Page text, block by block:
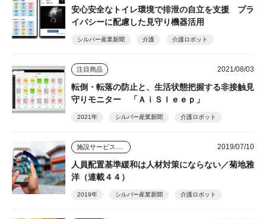
安心安全なトイレ環境で排泄の自立を支援 プラ
イバシーに配慮した見守り機器活用
シルバー産業新聞 介護 介護ロボット
注目商品 2021/08/03
転倒・転落の防止と、生活状態把握する非接触見
守りモニター 「ＡｉＳｌｅｅｐ」
2021年 シルバー産業新聞 介護ロボット
2019/07/10
人員配置基準緩和は人材対策にならない／菊地雅
洋（連載４４）
2019年 シルバー産業新聞 介護ロボット